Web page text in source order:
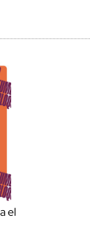
el